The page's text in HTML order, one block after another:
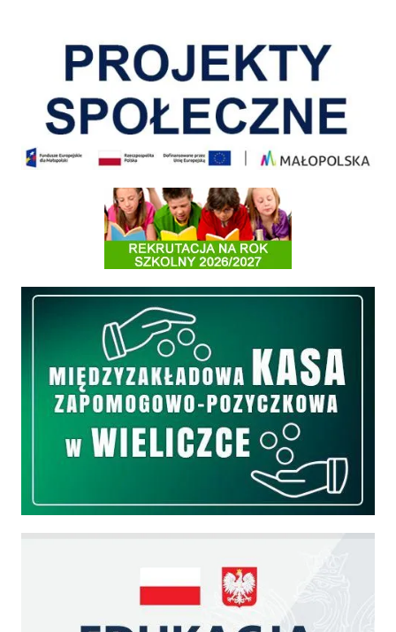
Informacja o terminach rekrutacji na rok szkolny 2026/2027
Międzyzakładowa Kasa Zapomogowo - Pożyczkowa